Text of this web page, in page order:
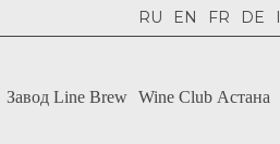
RU EN FR DE
Завод Line Brew Wine Club Астана